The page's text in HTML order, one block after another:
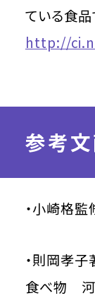
ている食品
http://
参考
・小崎格
・則岡孝
食べ物 河